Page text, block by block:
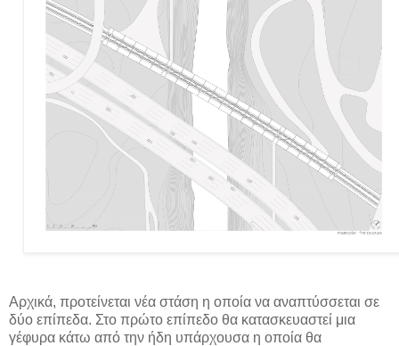
Αρχικά, προτείνεται νέα στάση η οποία να αναπτύσσεται σε
δύο επίπεδα. Στο πρώτο επίπεδο θα κατασκευαστεί μια
γέφυρα κάτω από την ήδη υπάρχουσα η οποία θα